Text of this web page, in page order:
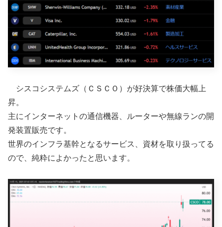
シスコシステムズ（ＣＳＣＯ）が好決算で株価大幅上
昇。
主にインターネットの通信機器、ルーターや無線ランの開
発装置販売です。
世界のインフラ基幹となるサービス、資材を取り扱ってる
ので、純粋によかったと思います。